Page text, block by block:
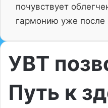
почувствует
гармонию уже после
УВТ
Путь к